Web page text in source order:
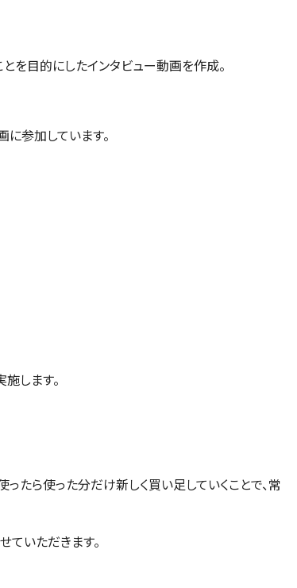
目的にしたインタビュー動画を作成。
参加しています。
します。
たら使った分だけ新しく買い足していくことで、常
ていただきます。